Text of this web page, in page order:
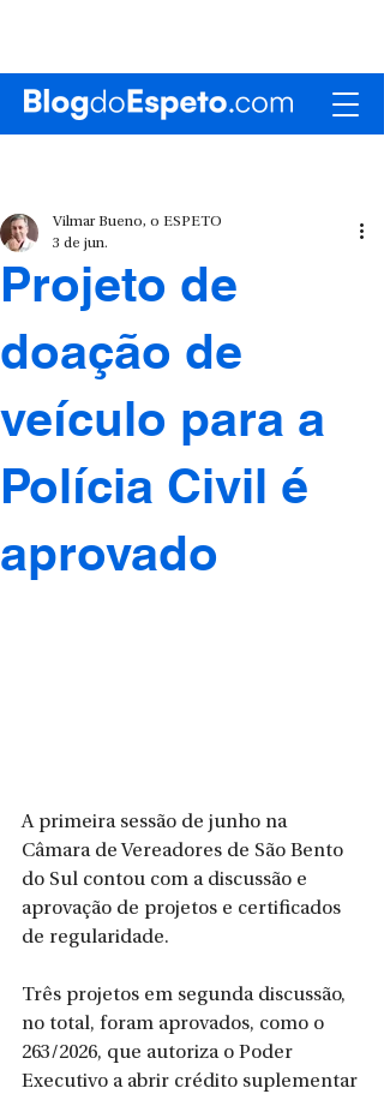
Projeto de
doação de
veículo para a
Polícia Civil é
aprovado
Vilmar Bueno, o ESPETO
3 de jun.
A primeira sessão de junho na
Câmara de Vereadores de São Bento
do Sul contou com a discussão e
aprovação de projetos e certificados
de regularidade.
Três projetos em segunda discussão,
no total, foram aprovados, como o
263/2026, que autoriza o Poder
Executivo a abrir crédito suplementar